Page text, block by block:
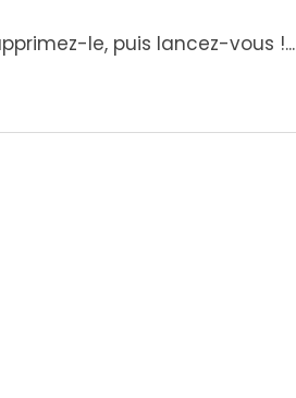
le, puis lancez-vous !...